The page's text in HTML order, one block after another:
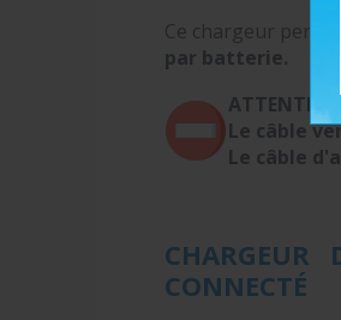
Ce chargeur
par batterie.
Le câble
Le câble
CONNECTÉ